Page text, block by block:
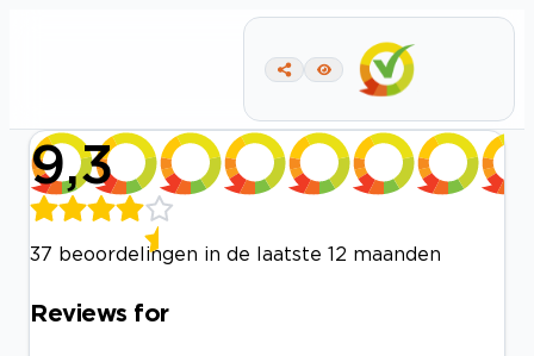
9,3
37 beoordelingen in de laatste 12 maanden
Reviews for